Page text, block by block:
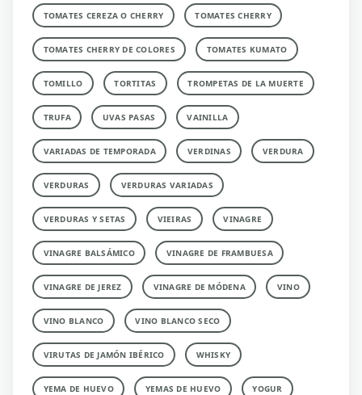
TOMATES CEREZA O CHERRY TOMATES CHERRY
TOMATES CHERRY DE COLORES TOMATES KUMATO
TOMILLO TORTITAS TROMPETAS DE LA MUERTE
TRUFA UVAS PASAS VAINILLA
VARIADAS DE TEMPORADA VERDINAS VERDURA
VERDURAS VERDURAS VARIADAS
VERDURAS Y SETAS VIEIRAS VINAGRE
VINAGRE BALSÁMICO VINAGRE DE FRAMBUESA
VINAGRE DE JEREZ VINAGRE DE MÓDENA VINO
VINO BLANCO VINO BLANCO SECO
VIRUTAS DE JAMÓN IBÉRICO WHISKY
YEMA DE HUEVO YEMAS DE HUEVO YOGUR